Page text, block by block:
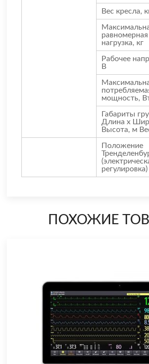
Вес кресла,
равномерная
нагрузка, кг
Рабочее
В
мощность,
Габариты
Длина х
Высота, м
Положение
регулировка)
ПОХОЖИЕ